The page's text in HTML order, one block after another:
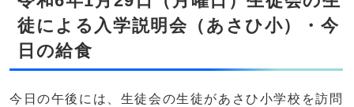
徒による入学説明会（あさひ小）・今
日の給食
今日の午後には、生徒会の生徒があさひ小学校を訪問